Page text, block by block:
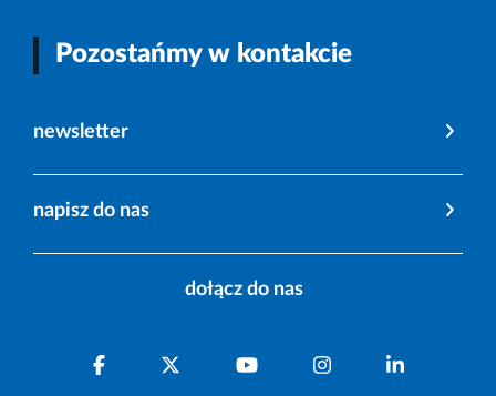
Pozostańmy w kontakcie
newsletter
napisz do nas
dołącz do nas